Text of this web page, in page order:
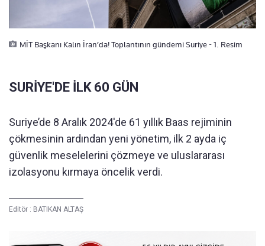
MİT Başkanı Kalın İran’da! Toplantının gündemi Suriye - 1. Resim
SURİYE'DE İLK 60 GÜN
Suriye’de 8 Aralık 2024'de 61 yıllık Baas rejiminin
çökmesinin ardından yeni yönetim, ilk 2 ayda iç
güvenlik meselelerini çözmeye ve uluslararası
izolasyonu kırmaya öncelik verdi.
Editör : BATIKAN ALTAŞ